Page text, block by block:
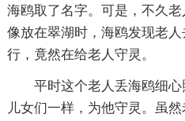
海鸥取了名字。可是，不久
像放在翠湖时，海鸥发现老
行，竟然在给老人守灵。
平时这个老人丢海鸥细
儿女们一样，为他守灵。虽